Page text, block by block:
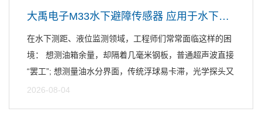
大禹电子M33水下避障传感器 应用于水下测距、液位监测领域
在水下测距、液位监测领域，工程师们常常面临这样的困
境： 想测油箱余量，却隔着几毫米钢板，普通超声波直接
“罢工”; 想测量油水分界面，传统浮球易卡滞，光学探头又
怕...
2026-08-04